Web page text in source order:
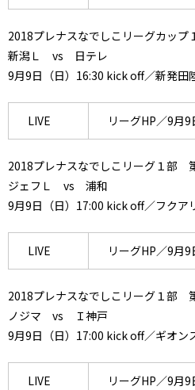
2018プレナスなでしこリーグカッ
新潟Ｌ vs 日テレ
9月9日（日）16:30 kick off／新発田
LIVE リーグHP／9月9
2018プレナスなでしこリーグ１部
ジェフＬ vs 浦和
9月9日（日）17:00 kick off／フクア
LIVE リーグHP／9月9
2018プレナスなでしこリーグ１部
ノジマ vs Ｉ神戸
9月9日（日）17:00 kick off／ギオン
LIVE リーグHP／9月9